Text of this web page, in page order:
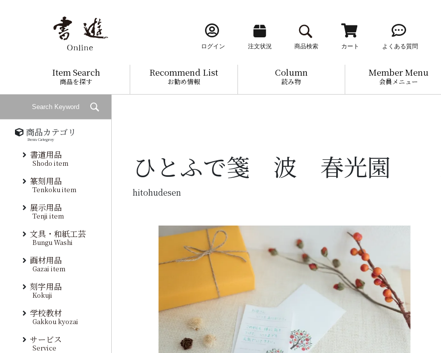
ログイン 注文状況 商品検索 カート よくある質問
Item Search
商品を探す
Recommend List
お勧め情報
Column
読み物
Member Menu
会員メニュー
ひとふで箋 波 春光園
hitohudesen
商品カテゴリ
Item Categroy
書道用品
Shodo item
篆刻用品
Tenkoku item
展示用品
Tenji item
文具・和紙工芸
Bungu Washi
画材用品
Gazai item
刻字用品
Kokuji
学校教材
Gakkou kyozai
サービス
Service